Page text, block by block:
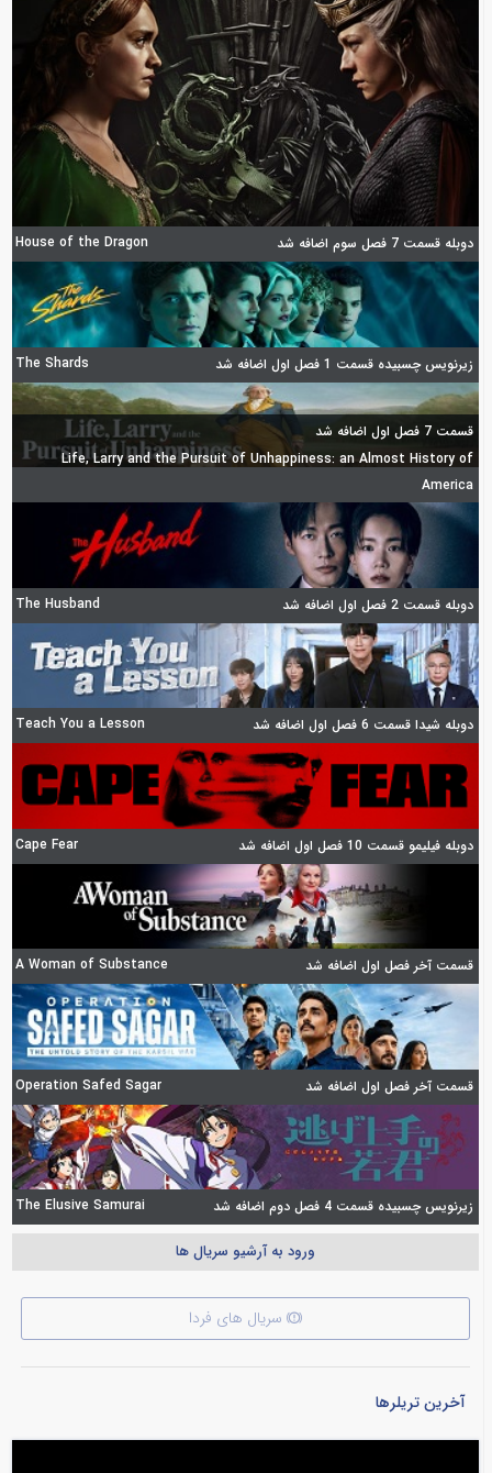
دوبله قسمت 7 فصل سوم اضافه شد House of the Dragon
زیرنویس چسبیده قسمت 1 فصل اول اضافه شد The Shards
قسمت 7 فصل اول اضافه شد
Life, Larry and the Pursuit of Unhappiness: an Almost History of
America
دوبله قسمت 2 فصل اول اضافه شد The Husband
دوبله شیدا قسمت 6 فصل اول اضافه شد Teach You a Lesson
دوبله فیلیمو قسمت 10 فصل اول اضافه شد Cape Fear
قسمت آخر فصل اول اضافه شد A Woman of Substance
قسمت آخر فصل اول اضافه شد Operation Safed Sagar
زیرنویس چسبیده قسمت 4 فصل دوم اضافه شد The Elusive Samurai
ورود به آرشیو سریال ها
سریال های فردا
آخرین تریلرها